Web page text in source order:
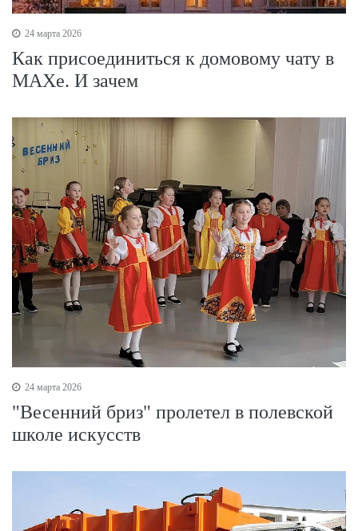
24 марта 2026
Как присоединиться к домовому чату в
МАХе. И зачем
24 марта 2026
"Весенний бриз" пролетел в полевской
школе искусств